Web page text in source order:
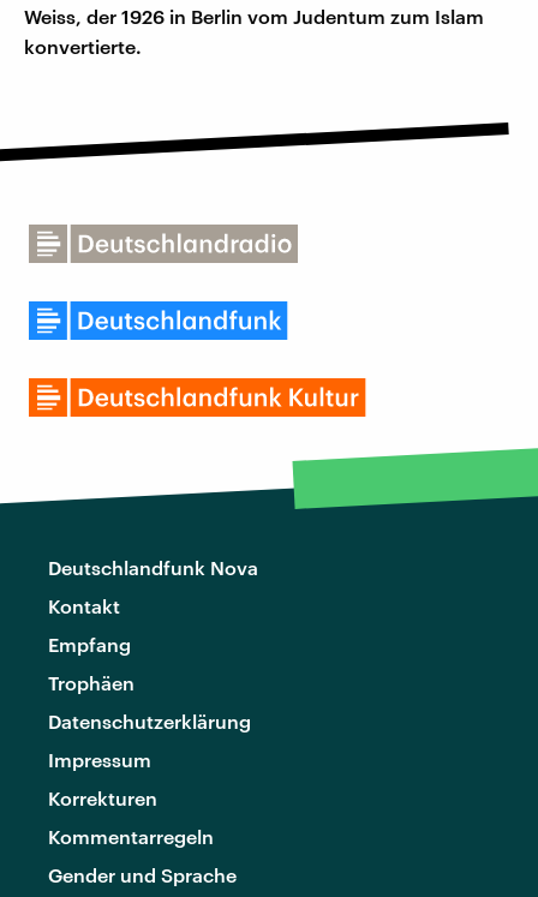
Weiss, der 1926 in Berlin vom Judentum zum Islam
konvertierte.
Deutschlandfunk Nova
Kontakt
Empfang
Trophäen
Datenschutzerklärung
Impressum
Korrekturen
Kommentarregeln
Gender und Sprache